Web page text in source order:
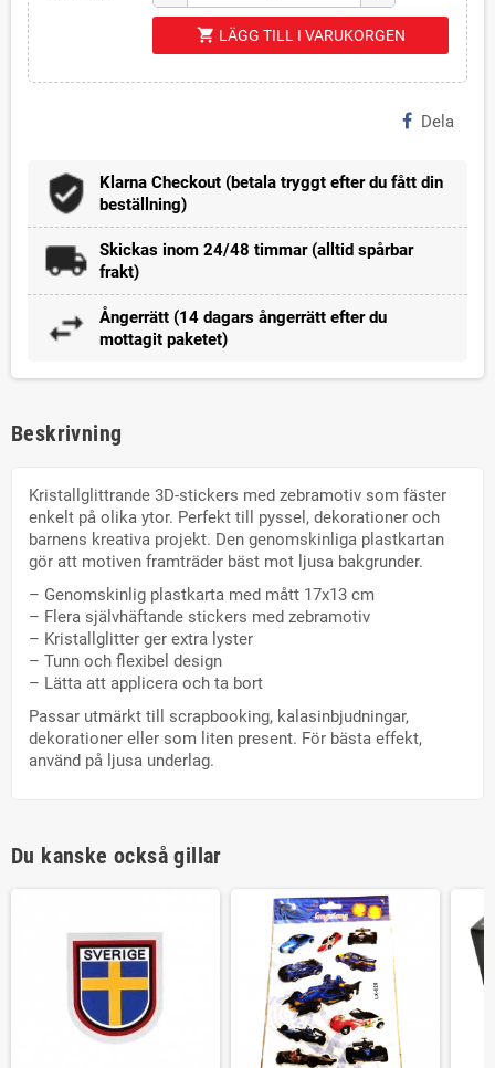
shopping_cart LÄGG TILL I VARUKORGEN
Dela
Klarna Checkout (betala tryggt efter du fått din
beställning)
Skickas inom 24/48 timmar (alltid spårbar
frakt)
Ångerrätt (14 dagars ångerrätt efter du
mottagit paketet)
Beskrivning
Kristallglittrande 3D-stickers med zebramotiv som fäster
enkelt på olika ytor. Perfekt till pyssel, dekorationer och
barnens kreativa projekt. Den genomskinliga plastkartan
gör att motiven framträder bäst mot ljusa bakgrunder.
– Genomskinlig plastkarta med mått 17x13 cm
– Flera självhäftande stickers med zebramotiv
– Kristallglitter ger extra lyster
– Tunn och flexibel design
– Lätta att applicera och ta bort
Passar utmärkt till scrapbooking, kalasinbjudningar,
dekorationer eller som liten present. För bästa effekt,
använd på ljusa underlag.
Du kanske också gillar